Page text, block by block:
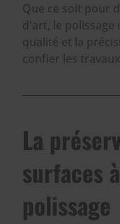
Que ce soit pour
d'art, le polissage
qualité et la
confier les
La
surfaces
polissage